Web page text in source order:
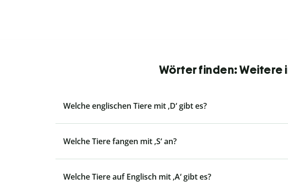
Wörter finden: Weitere
Welche englischen Tiere mit ‚D‘ gibt es?
Welche Tiere fangen mit ‚S‘ an?
Welche Tiere auf Englisch mit ‚A‘ gibt es?